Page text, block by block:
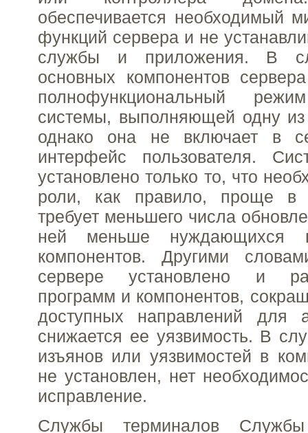
обеспечивается необходимый
функций сервера и не
службы и приложения. В
основных компонентов
полнофункциональный
системы, выполняющей одну
однако она не включает в
интерфейс пользователя.
установлено только то, что
роли, как правило, проще в
требует меньшего числа
ней меньше нуждающихся
компонентов. Другими
сервере установлено и
программ и компонентов,
доступных направлений для
снижается ее уязвимость. В
изъянов или уязвимостей в
не установлен, нет
исправление.
Службы терминалов